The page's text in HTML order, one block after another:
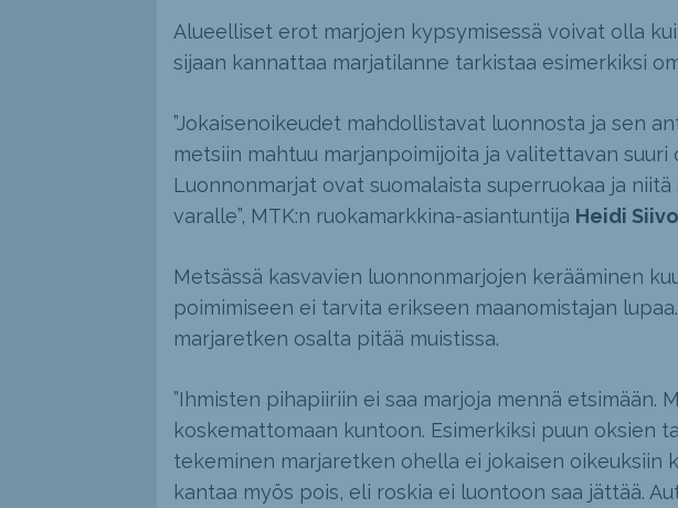
Alueelliset erot marjojen kypsymisessä voivat olla
sijaan kannattaa marjatilanne tarkistaa esimerkiksi
”Jokaisenoikeudet mahdollistavat luonnosta ja sen
metsiin mahtuu marjanpoimijoita ja valitettavan suuri
Luonnonmarjat ovat suomalaista superruokaa ja
varalle”, MTK:n ruokamarkkina-asiantuntija Heidi
Metsässä kasvavien luonnonmarjojen kerääminen
poimimiseen ei tarvita erikseen maanomistajan
marjaretken osalta pitää muistissa.
”Ihmisten pihapiiriin ei saa marjoja mennä etsimään.
koskemattomaan kuntoon. Esimerkiksi puun oksien
tekeminen marjaretken ohella ei jokaisen oikeuksiin
kantaa myös pois, eli roskia ei luontoon saa jättää.